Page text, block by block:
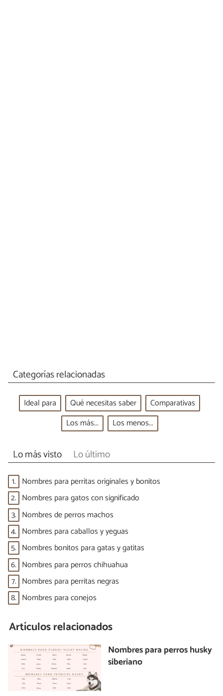
Categorías relacionadas
Ideal para Qué necesitas saber
Comparativas
Los más...
Los menos...
Lo más visto Lo último
1. Nombres para perritas originales y bonitos
2. Nombres para gatos con significado
3. Nombres de perros machos
4. Nombres para caballos y yeguas
5. Nombres bonitos para gatas y gatitas
6. Nombres para perros chihuahua
7. Nombres para perritas negras
8. Nombres para conejos
Artículos relacionados
Nombres para perros husky
siberiano